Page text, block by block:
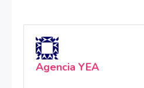
Agencia YEA